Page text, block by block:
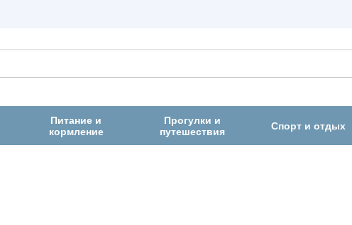
Питание и
кормление
Прогулки и
путешествия
Спорт и отдых